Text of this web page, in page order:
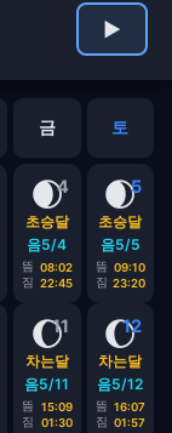
▶
금 토
4
🌒
초승달
음5/4
뜸 08:02
짐 22:45
5
🌒
초승달
음5/5
뜸 09:10
짐 23:20
11
🌔
차는달
음5/11
뜸
15:09
짐
01:30
12
🌔
차는달
음5/12
뜸 16:07
짐 01:57